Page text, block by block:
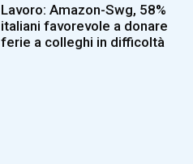
Lavoro: Amazon-Swg, 58%
italiani favorevole a donare
ferie a colleghi in difficoltà